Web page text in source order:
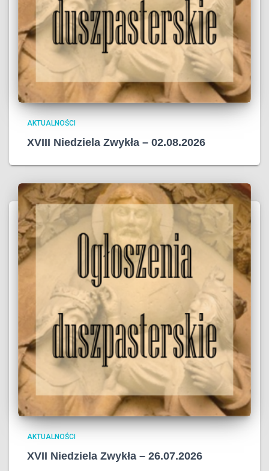
AKTUALNOŚCI
XVIII Niedziela Zwykła – 02.08.2026
AKTUALNOŚCI
XVII Niedziela Zwykła – 26.07.2026